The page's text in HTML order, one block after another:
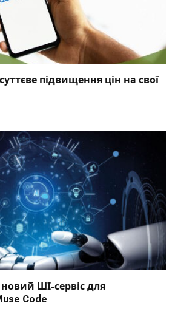
підвищення цін на свої
ШІ-сервіс для
Code